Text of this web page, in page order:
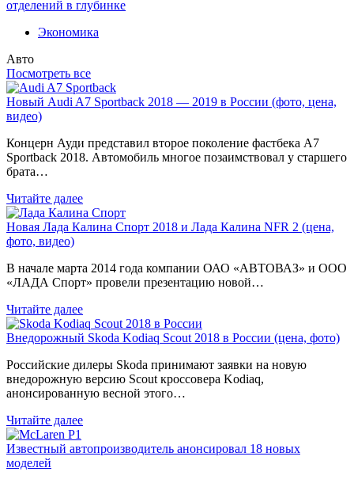
отделений в глубинке
Экономика
Авто
Посмотреть все
Новый Audi A7 Sportback 2018 — 2019 в России (фото, цена,
видео)
Концерн Ауди представил второе поколение фастбека A7
Sportback 2018. Автомобиль многое позаимствовал у старшего
брата…
Читайте далее
Новая Лада Калина Спорт 2018 и Лада Калина NFR 2 (цена,
фото, видео)
В начале марта 2014 года компании ОАО «АВТОВАЗ» и ООО
«ЛАДА Спорт» провели презентацию новой…
Читайте далее
Внедорожный Skoda Kodiaq Scout 2018 в России (цена, фото)
Российские дилеры Skoda принимают заявки на новую
внедорожную версию Scout кроссовера Kodiaq,
анонсированную весной этого…
Читайте далее
Известный автопроизводитель анонсировал 18 новых
моделей